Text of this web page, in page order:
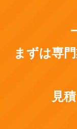
まずは専
見